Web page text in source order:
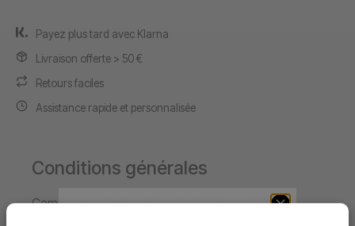
Payez plus tard avec Klarna
Livraison offerte > 50 €
Retours faciles
Assistance rapide et personnalisée
Conditions générales
Campagne valable du 1er juin 2026 au 30 août